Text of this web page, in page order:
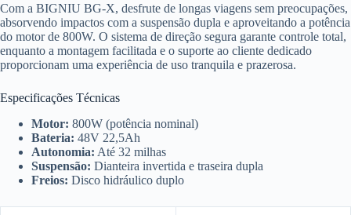
Com a BIGNIU BG-X, desfrute de longas viagens sem preocupações,
absorvendo impactos com a suspensão dupla e aproveitando a potência
do motor de 800W. O sistema de direção segura garante controle total,
enquanto a montagem facilitada e o suporte ao cliente dedicado
proporcionam uma experiência de uso tranquila e prazerosa.
Especificações Técnicas
Motor: 800W (potência nominal)
Bateria: 48V 22,5Ah
Autonomia: Até 32 milhas
Suspensão: Dianteira invertida e traseira dupla
Freios: Disco hidráulico duplo